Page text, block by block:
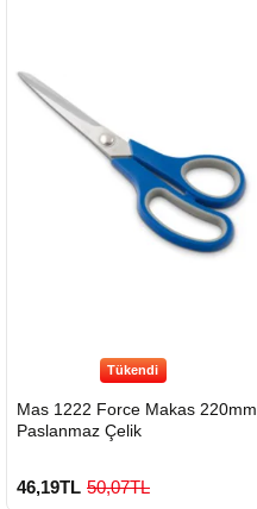
Tükendi
Mas 1222 Force Makas 220mm
Paslanmaz Çelik
46,19TL 50,07TL